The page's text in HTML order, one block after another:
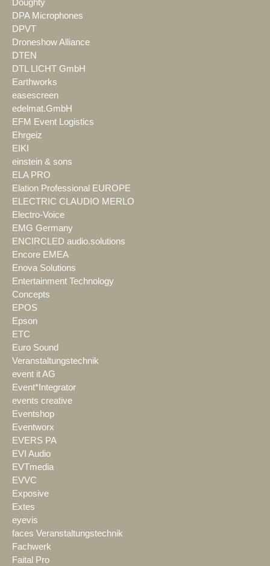
Doughty
DPA Microphones
DPVT
Droneshow Alliance
DTEN
DTL LICHT GmbH
Earthworks
easescreen
edelmat.GmbH
EFM Event Logistics
Ehrgeiz
EIKI
einstein & sons
ELA PRO
Elation Professional EUROPE
ELECTRIC CLAUDIO MERLO
Electro-Voice
EMG Germany
ENCIRCLED audio.solutions
Encore EMEA
Enova Solutions
Entertainment Technology
Concepts
EPOS
Epson
ETC
Euro Sound
Veranstaltungstechnik
event it AG
Event*Integrator
events creative
Eventshop
Eventworx
EVERS PA
EVI Audio
EVTmedia
EVVC
Exposive
Extes
eyevis
faces Veranstaltungstechnik
Fachwerk
Faital Pro